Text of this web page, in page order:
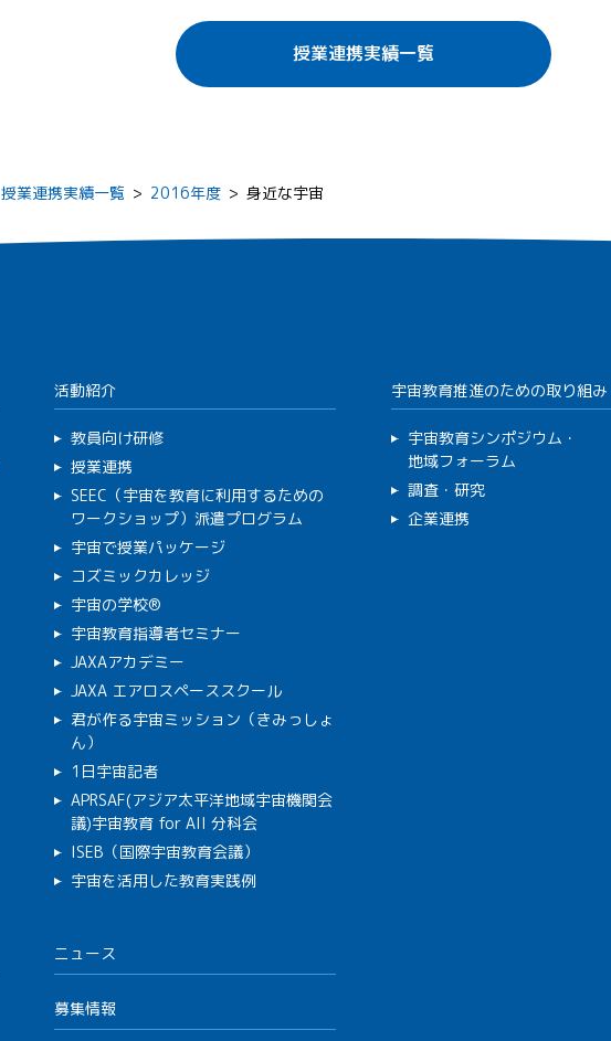
授業連携実績一覧
授業連携実績一覧 > 2016年度 > 身近な宇宙
活動紹介
教員向け研修
授業連携
SEEC（宇宙を教育に利用するための
ワークショップ）派遣プログラム
宇宙で授業パッケージ
コズミックカレッジ
宇宙の学校®
宇宙教育指導者セミナー
JAXAアカデミー
JAXA エアロスペーススクール
君が作る宇宙ミッション（きみっしょ
ん）
1日宇宙記者
APRSAF(アジア太平洋地域宇宙機関会
議)宇宙教育 for All 分科会
ISEB（国際宇宙教育会議）
宇宙を活用した教育実践例
宇宙教育推進のための取り組み
宇宙教育シンポジウム・
地域フォーラム
調査・研究
企業連携
ニュース
募集情報